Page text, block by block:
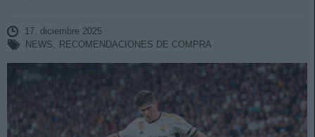
17. diciembre 2025
NEWS, RECOMENDACIONES DE COMPRA